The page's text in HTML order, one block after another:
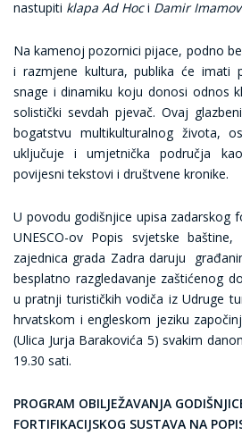
nastupiti klapa Ad Hoci Damir
Na kamenoj pozornici pijace, podno
i razmjene kultura, publika će imati
snage i dinamiku koju donosi odnos
solistički sevdah pjevač. Ovaj
bogatstvu multikulturalnog života,
uključuje i umjetnička područja
povijesni tekstovi i društvene kronike.
U povodu godišnjice upisa zadarskog
UNESCO-ov Popis svjetske
zajednica grada Zadra daruju
besplatno razgledavanje zaštićenog
u pratnji turističkih vodiča iz Udruge
hrvatskom i engleskom jeziku
(Ulica Jurja Barakovića 5) svakim
19.30 sati.
PROGRAM OBILJEŽAVANJA
FORTIFIKACIJSKOG SUSTAVA NA